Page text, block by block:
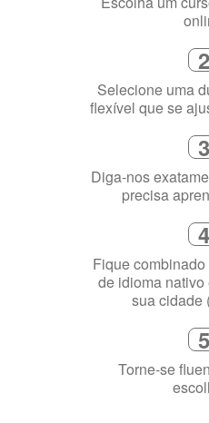
1
Escolha um
2
Selecione uma
flexível que se
3
Diga-nos
precisa
4
Fique combinado
de idioma nativo
sua cidade
5